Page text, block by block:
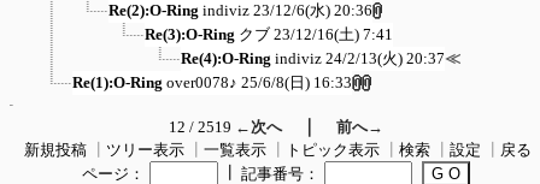
Re(2):O-Ring indiviz 23/12/6(水) 20:36
Re(3):O-Ring クブ 23/12/16(土) 7:41
Re(4):O-Ring indiviz 24/2/13(火) 20:37≪
Re(1):O-Ring over0078♪ 25/6/8(日) 16:33
12 / 2519 ←次へ｜ 前へ→
新規投稿
ツリー表示 一覧表示 トピック表示 検索 設定
戻る
ページ：
記事番号：